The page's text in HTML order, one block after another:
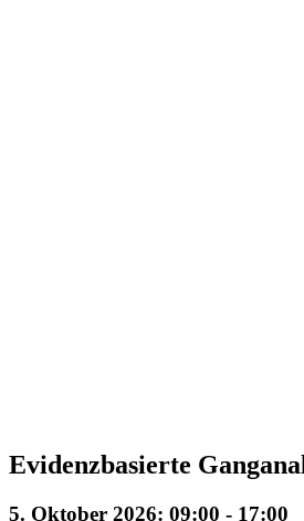
Evidenzbasierte
5. Oktober 2026: 09:00 - 17:00